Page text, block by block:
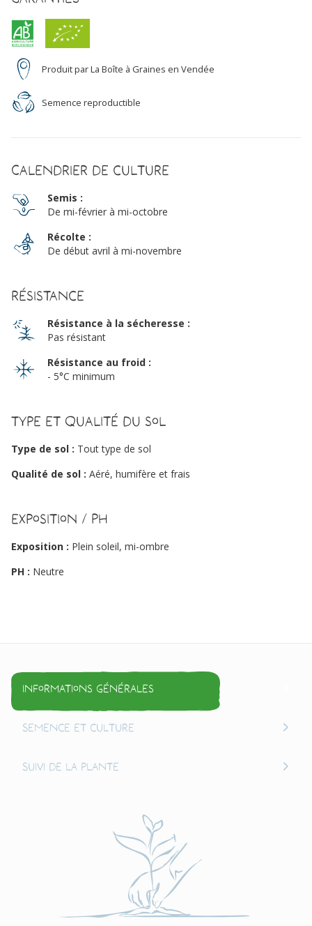
Produit par La Boîte à Graines en Vendée
Semence reproductible
Calendrier de culture
Semis :
De mi-février à mi-octobre
Récolte :
De début avril à mi-novembre
Résistance
Résistance à la sécheresse :
Pas résistant
Résistance au froid :
- 5°C minimum
Type et qualité du sol
Type de sol : Tout type de sol
Qualité de sol : Aéré, humifère et frais
Exposition / PH
Exposition : Plein soleil, mi-ombre
PH : Neutre
Informations générales
Semence et culture
Suivi de la plante